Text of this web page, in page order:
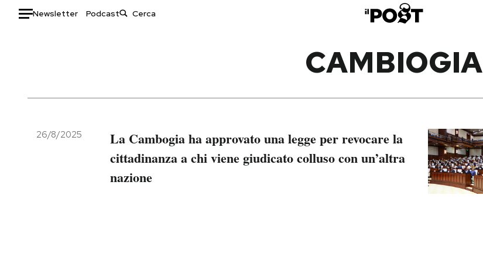
Newsletter Podcast
Italia
Politica
Moda
Storie/Idee
Ok Boomer!
Media
CAMBIOGIA
26/8/2025
La Cambogia ha approvato una legge per revocare la
cittadinanza a chi viene giudicato colluso con un’altra
nazione